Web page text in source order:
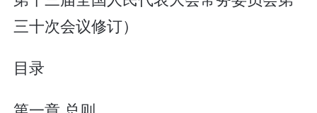
三十次会议修订）
目录